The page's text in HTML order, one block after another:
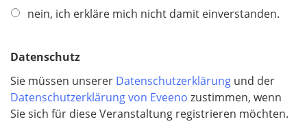
d
nein, ich erkläre mich nicht damit einverstanden.
Datenschutz
Sie müssen unserer Datenschutzerklärung und der
Datenschutzerklärung von Eveeno zustimmen, wenn
Sie sich für diese Veranstaltung registrieren möchten.